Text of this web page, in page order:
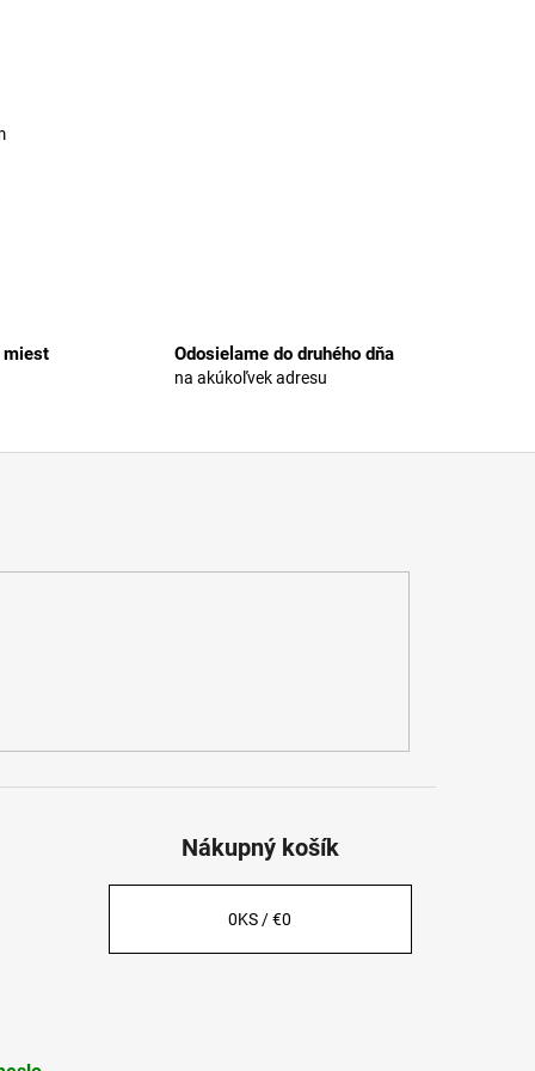
miest Odosielame do druhého dňa
na akúkoľvek adresu
Nákupný košík
0KS /€0